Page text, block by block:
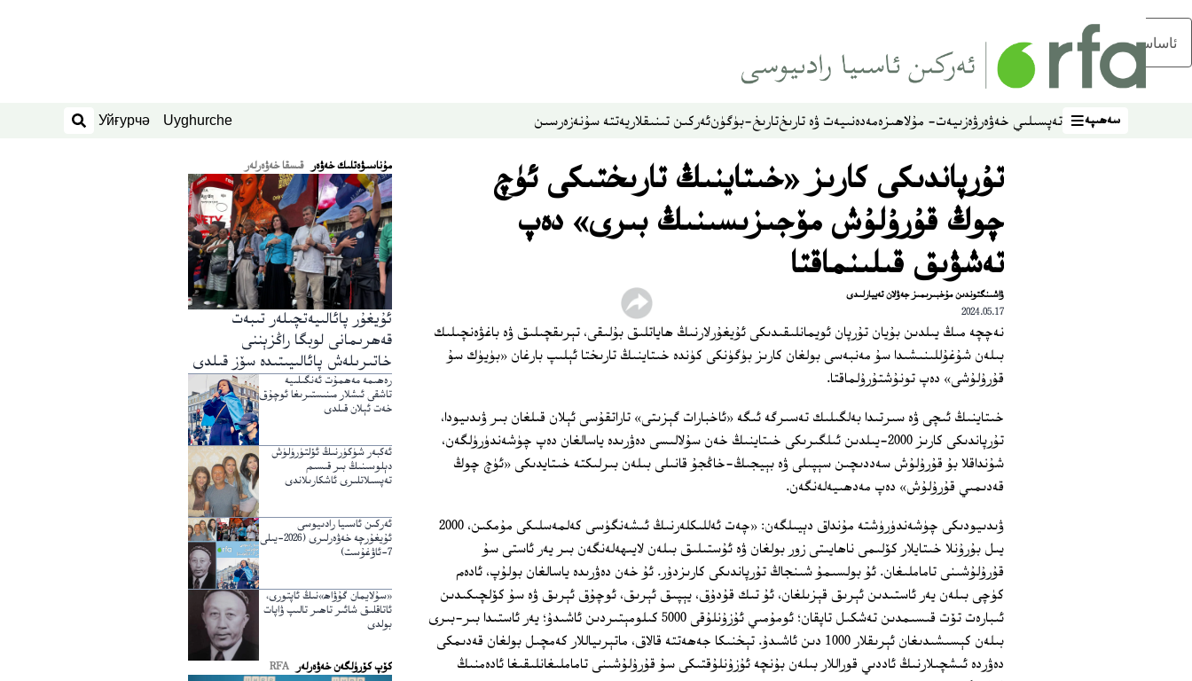
ئاساسلىق مەزمۇنغا ئاتلاڭ
سەھىپە
سەھىپە تەپسىلىي خەۋەرۋەزىيەت- مۇلاھىزەمەدەنىيەت ۋە تارىختارىخ-بۈگۈنئەركىن تىنىقلاريەتتە سۇنەزەرسىن Uyghurche
Уйғурчә
ئىزدەش
تۇرپاندىكى كارىز «خىتاينىڭ تارىختىكى ئۈچ
چوڭ قۇرۇلۇش مۆجىزىسىنىڭ بىرى» دەپ
تەشۋىق قىلىنماقتا
ۋاشىنگتوندىن مۇخبىرىمىز جەۋلان تەييارلىدى
2024.05.17
نەچچە مىڭ يىلدىن بۇيان تۇرپان ئويمانلىقىدىكى ئۇيغۇرلارنىڭ ھاياتلىق بۇلىقى، تېرىقچىلىق ۋە باغۋەنچىلىك
بىلەن شۇغۇللىنىشىدا سۇ مەنبەسى بولغان كارىز بۈگۈنكى كۈندە خىتاينىڭ تارىختا ئېلىپ بارغان «بۈيۈك سۇ
قۇرۇلۇشى» دەپ تونۇشتۇرۇلماقتا.
خىتاينىڭ ئىچى ۋە سىرتىدا بەلگىلىك تەسىرگە ئىگە «ئاخبارات گېزىتى» تاراتقۇسى ئېلان قىلغان بىر ۋىدىيودا،
تۇرپاندىكى كارىز 2000-يىلدىن ئىلگىرىكى خىتاينىڭ خەن سۇلالىسى دەۋرىدە ياسالغان دەپ چۈشەندۈرۈلگەن،
شۇنداقلا بۇ قۇرۇلۇش سەددىچىن سېپىلى ۋە بېيجىڭ-خاڭجۇ قانىلى بىلەن بىرلىكتە خىتايدىكى «ئۈچ چوڭ
قەدىمىي قۇرۇلۇش» دەپ مەدھىيەلەنگەن.
ۋىدىيودىكى چۈشەندۈرۈشتە مۇنداق دېيىلگەن: «چەت ئەللىكلەرنىڭ ئىشەنگۈسى كەلمەسلىكى مۇمكىن، 2000
يىل بۇرۇنلا خىتايلار كۆلىمى ناھايىتى زور بولغان ۋە ئۇستىلىق بىلەن لايىھەلەنگەن بىر يەر ئاستى سۇ
قۇرۇلۇشىنى تاماملىغان. ئۇ بولسىمۇ شىنجاڭ تۇرپاندىكى كارىزدۇر. ئۇ خەن دەۋرىدە ياسالغان بولۇپ، ئادەم
كۈچى بىلەن يەر ئاستىدىن ئېرىق قېزىلغان، ئۇ تىك قۇدۇق، يېپىق ئېرىق، ئوچۇق ئېرىق ۋە سۇ كۆلچىكىدىن
ئىبارەت تۆت قىسىمدىن تەشكىل تاپقان؛ ئومۇمىي ئۇزۇنلۇقى 5000 كىلومېتىردىن ئاشىدۇ؛ يەر ئاستىدا بىر-بىرى
بىلەن كېسىشىدىغان ئېرىقلار 1000 دىن ئاشىدۇ. تېخنىكا جەھەتتە قالاق، ماتېرىياللار كەمچىل بولغان قەدىمكى
دەۋردە ئىشچىلارنىڭ ئاددىي قوراللار بىلەن بۇنچە ئۇزۇنلۇقتىكى سۇ قۇرۇلۇشىنى تاماملىغانلىقىغا ئادەمنىڭ
ﻣﯘﻧﺎﺳﯩﯟﻩﺗﻠﯩﻚ ﺧﻪﯞﻩﺭ قىسقا خەۋەرلەر
ئۇيغۇر پائالىيەتچىلەر تىبەت
قەھرىمانى لوبگا راڭزېننى
خاتىرىلەش پائالىيىتىدە سۆز قىلدى
رەھىمە مەھمۇت ئەنگىلىيە
تاشقى ئىشلار مىنىستىرىغا ئوچۇق
خەت ئېلان قىلدى
ئەكبەر شۈكۈرنىڭ ئۆلتۈرۈلۈش
دېلوسىنىڭ بىر قىسىم
تەپسىلاتلىرى ئاشكارىلاندى
ئەركىن ئاسىيا رادىيوسى
ئۇيغۇرچە خەۋەرلىرى (2026-يىلى
7-ئاۋغۇست)
«سۇلايمان گۇۋاھ»نىڭ ئاپتورى،
ئاتاقلىق شائىر تاھىر تالىپ ۋاپات
بولدى
كۆپ كۆرۈلگەن خەۋەرلەر RFA